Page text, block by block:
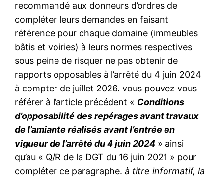
recommandé aux donneurs d’ordres de
compléter leurs demandes en faisant
référence pour chaque domaine (immeubles
bâtis et voiries) à leurs normes respectives
sous peine de risquer ne pas obtenir de
rapports opposables à l’arrêté du 4 juin 2024
à compter de juillet 2026. vous pouvez vous
référer à l’article précédent « Conditions
d’opposabilité des repérages avant travaux
de l’amiante réalisés avant l’entrée en
vigueur de l’arrêté du 4 juin 2024 » ainsi
qu’au « Q/R de la DGT du 16 juin 2021 » pour
compléter ce paragraphe.à titre informatif, la